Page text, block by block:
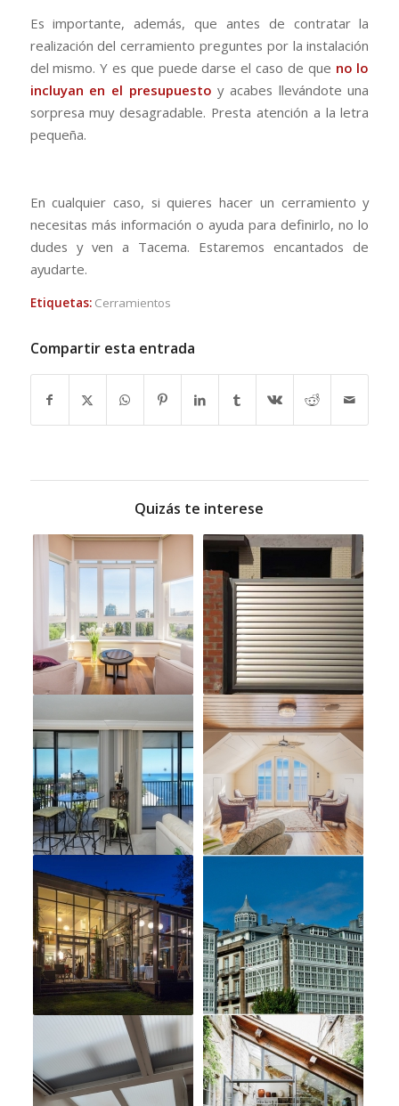
Es importante, además, que antes de contratar la
realización del cerramiento preguntes por la instalación
del mismo. Y es que puede darse el caso de que no lo
incluyan en el presupuesto y acabes llevándote una
sorpresa muy desagradable. Presta atención a la letra
pequeña.
En cualquier caso, si quieres hacer un cerramiento y
necesitas más información o ayuda para definirlo, no lo
dudes y ven a Tacema. Estaremos encantados de
ayudarte.
Etiquetas: Cerramientos
Compartir esta entrada
Quizás te interese